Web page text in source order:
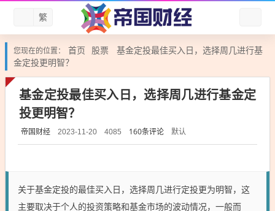
繁
您现在的位置： 首页 股票
基金定投最佳买入日，选择周几进行基
金定投更明智？
基金定投最佳买入日，选择周几进行基金定
投更明智？
帝国财经 2023-11-20 4085 160条评论 默认
关于基金定投的最佳买入日，选择周几进行定投更为明智，这
主要取决于个人的投资策略和基金市场的波动情况，一般而